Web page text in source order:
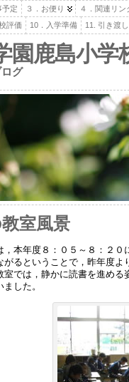
予定 ３．お便り
４．関連リン
評価 10．入学準備 11. 引き渡
園鹿島小学
グ
室風景
本年度８：０５～８：２０
がるということで，昨年度
室では，静かに読書を進め
した。